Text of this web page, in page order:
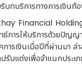
บทบริการทางการเงิ
Holdings
ารให้บริการด้วยปัญ
ารเงินเมื่อปีที่ผ่านม
บแต่งเพื่อจำแนกประ